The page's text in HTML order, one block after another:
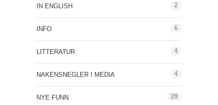
IN ENGLISH 2
INFO 6
LITTERATUR 4
NAKENSNEGLER I MEDIA 4
NYE FUNN 29